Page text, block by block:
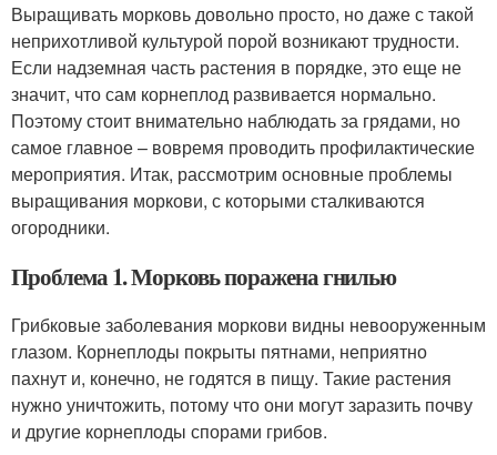
Выращивать морковь довольно просто, но даже с такой
неприхотливой культурой порой возникают трудности.
Если надземная часть растения в порядке, это еще не
значит, что сам корнеплод развивается нормально.
Поэтому стоит внимательно наблюдать за грядами, но
самое главное – вовремя проводить профилактические
мероприятия. Итак, рассмотрим основные проблемы
выращивания моркови, с которыми сталкиваются
огородники.
Проблема 1. Морковь поражена гнилью
Грибковые заболевания моркови видны невооруженным
глазом. Корнеплоды покрыты пятнами, неприятно
пахнут и, конечно, не годятся в пищу. Такие растения
нужно уничтожить, потому что они могут заразить почву
и другие корнеплоды спорами грибов.